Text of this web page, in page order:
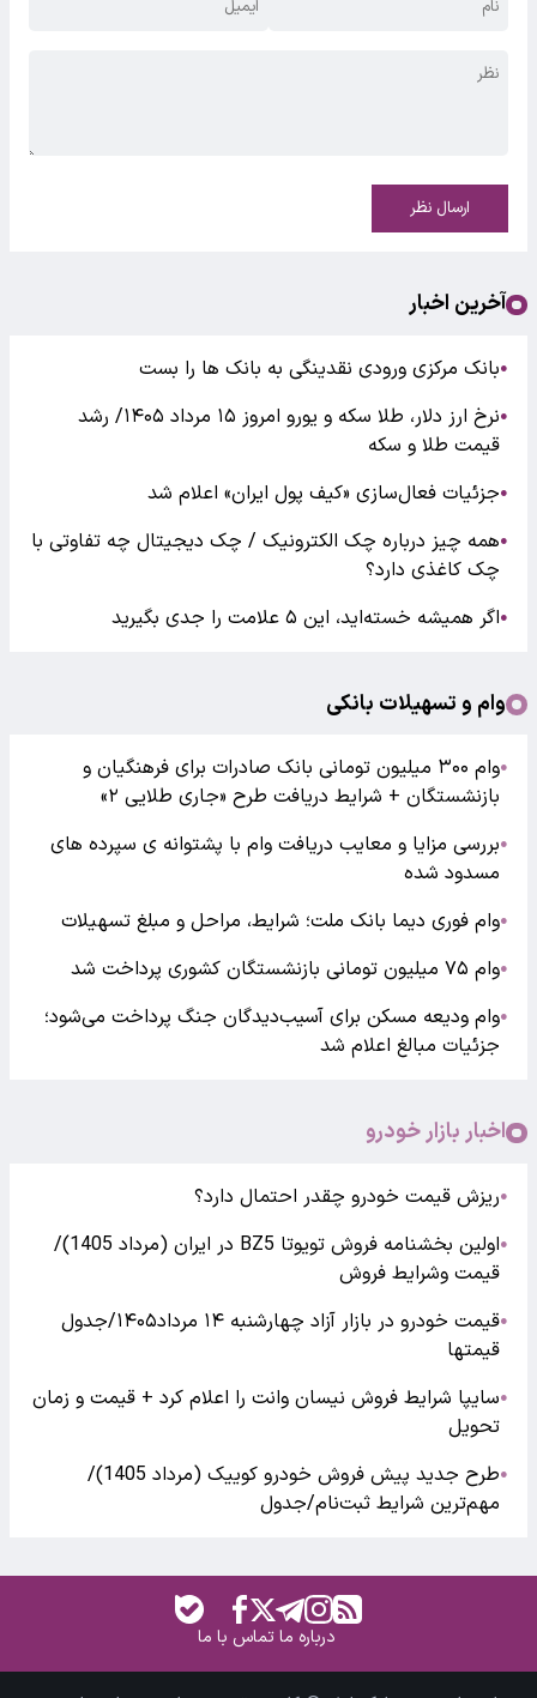
ارسال نظر
آخرین اخبار
●بانک مرکزی ورودی نقدینگی به بانک ها را بست
●
نرخ ارز دلار، طلا سکه و یورو امروز ۱۵ مرداد ۱۴۰۵/ رشد
قیمت طلا و سکه
●جزئیات فعال‌سازی «کیف پول ایران» اعلام شد
●همه چیز درباره چک الکترونیک / چک دیجیتال چه تفاوتی با
چک کاغذی دارد؟
●اگر همیشه خسته‌اید، این ۵ علامت را جدی بگیرید
وام و تسهیلات بانکی
●
وام ۳۰۰ میلیون تومانی بانک صادرات برای فرهنگیان و
بازنشستگان + شرایط دریافت طرح «جاری طلایی ۲»
●بررسی مزایا و معایب دریافت وام با پشتوانه ی سپرده های
مسدود شده
●وام فوری دیما بانک ملت؛ شرایط، مراحل و مبلغ تسهیلات
●وام ۷۵ میلیون تومانی بازنشستگان کشوری پرداخت شد
●وام ودیعه مسکن برای آسیب‌دیدگان جنگ پرداخت می‌شود؛
جزئیات مبالغ اعلام شد
اخبار بازار خودرو
●ریزش قیمت خودرو چقدر احتمال دارد؟
●
اولین بخشنامه فروش تویوتا BZ5 در ایران (مرداد 1405)/
قیمت وشرایط فروش
●
قیمت خودرو در بازار آزاد چهارشنبه ۱۴ مرداد۱۴۰۵/جدول
قیمتها
●سایپا شرایط فروش نیسان وانت را اعلام کرد + قیمت و زمان
تحویل
●
طرح جدید پیش فروش خودرو کوییک (مرداد 1405)/
مهم‌ترین شرایط ثبت‌نام/جدول
درباره ماتماس با ما